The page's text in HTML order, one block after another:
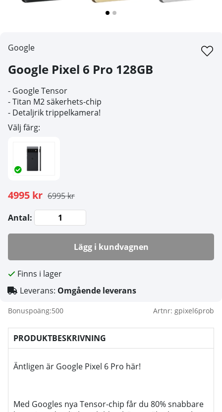
Google
Google Pixel 6 Pro 128GB
- Google Tensor
- Titan M2 säkerhets-chip
- Detaljrik trippelkamera!
Välj färg:
4995 kr 6995 kr
Antal:
Lägg i kundvagnen
Finns i lager
Leverans: Omgående leverans
Bonuspoäng:500 Artnr: gpixel6prob
PRODUKTBESKRIVNING
Äntligen är Google Pixel 6 Pro här!
Med Googles nya Tensor-chip får du 80% snabbare